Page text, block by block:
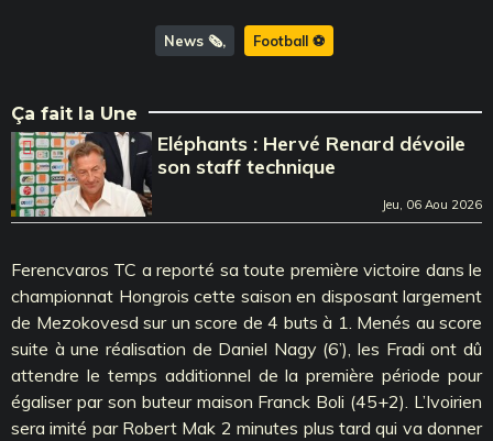
News 🗞️ Football ⚽️
Ça fait la Une
Eléphants : Hervé Renard dévoile
son staff technique
Jeu, 06 Aou 2026
Ferencvaros TC a reporté sa toute première victoire dans le
championnat Hongrois cette saison en disposant largement
de Mezokovesd sur un score de 4 buts à 1. Menés au score
suite à une réalisation de Daniel Nagy (6’), les Fradi ont dû
attendre le temps additionnel de la première période pour
égaliser par son buteur maison Franck Boli (45+2). L’Ivoirien
sera imité par Robert Mak 2 minutes plus tard qui va donner